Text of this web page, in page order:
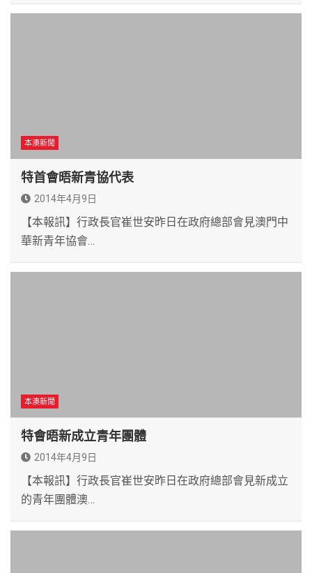
本澳新聞
特首會晤新青協代表
2014年4月9日
【本報訊】行政長官崔世安昨日在政府總部會見澳門中
華新青年協會…
本澳新聞
特會晤新成立青年團體
2014年4月9日
【本報訊】行政長官崔世安昨日在政府總部會見新成立
的青年團體澳…